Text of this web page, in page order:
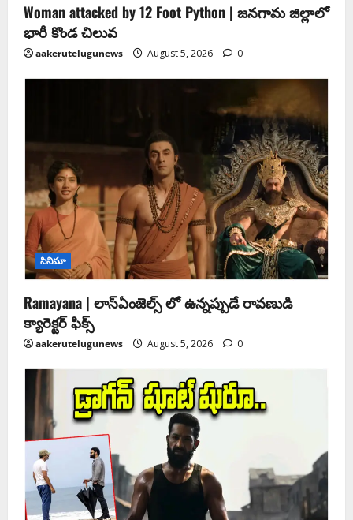
Woman attacked by 12 Foot Python | జనగామ జిల్లాలో
భారీ కొండ చిలువ
aakerutelugunews August 5, 2026 0
సినిమా
Ramayana | లాస్ఏంజెల్స్ లో ఉన్నప్పుడే రావణుడి
క్యారెక్టర్ ఫిక్స్
aakerutelugunews August 5, 2026 0